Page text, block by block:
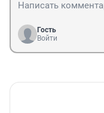
Гость
Войти